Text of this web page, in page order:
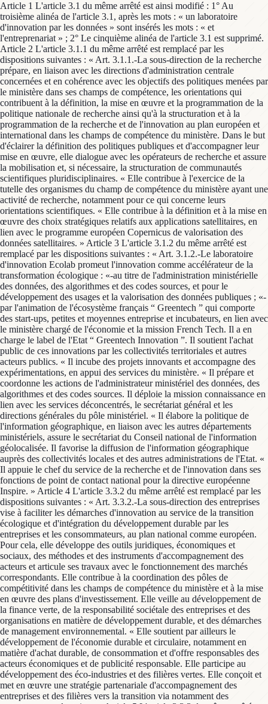
Article 1 L'article 3.1 du même arrêté est ainsi modifié : 1° Au
troisième alinéa de l'article 3.1, après les mots : « un laboratoire
d'innovation par les données » sont insérés les mots : « et
l'entreprenariat » ; 2° Le cinquième alinéa de l'article 3.1 est supprimé.
Article 2 L'article 3.1.1 du même arrêté est remplacé par les
dispositions suivantes : « Art. 3.1.1.-La sous-direction de la recherche
prépare, en liaison avec les directions d'administration centrale
concernées et en cohérence avec les objectifs des politiques menées par
le ministère dans ses champs de compétence, les orientations qui
contribuent à la définition, la mise en œuvre et la programmation de la
politique nationale de recherche ainsi qu'à la structuration et à la
programmation de la recherche et de l'innovation au plan européen et
international dans les champs de compétence du ministère. Dans le but
d'éclairer la définition des politiques publiques et d'accompagner leur
mise en œuvre, elle dialogue avec les opérateurs de recherche et assure
la mobilisation et, si nécessaire, la structuration de communautés
scientifiques pluridisciplinaires. « Elle contribue à l'exercice de la
tutelle des organismes du champ de compétence du ministère ayant une
activité de recherche, notamment pour ce qui concerne leurs
orientations scientifiques. « Elle contribue à la définition et à la mise en
œuvre des choix stratégiques relatifs aux applications satellitaires, en
lien avec le programme européen Copernicus de valorisation des
données satellitaires. » Article 3 L'article 3.1.2 du même arrêté est
remplacé par les dispositions suivantes : « Art. 3.1.2.-Le laboratoire
d'innovation Ecolab promeut l'innovation comme accélérateur de la
transformation écologique : «-au titre de l'administration ministérielle
des données, des algorithmes et des codes sources, et pour le
développement des usages et la valorisation des données publiques ; «-
par l'animation de l'écosystème français “ Greentech ” qui comporte
des start-ups, petites et moyennes entreprise et incubateurs, en lien avec
le ministère chargé de l'économie et la mission French Tech. Il a en
charge le label de l'Etat “ Greentech Innovation ”. Il soutient l'achat
public de ces innovations par les collectivités territoriales et autres
acteurs publics. « Il incube des projets innovants et accompagne des
expérimentations, en appui des services du ministère. « Il prépare et
coordonne les actions de l'administrateur ministériel des données, des
algorithmes et des codes sources. Il déploie la mission connaissance en
lien avec les services déconcentrés, le secrétariat général et les
directions générales du pôle ministériel. « Il élabore la politique de
l'information géographique, en liaison avec les autres départements
ministériels, assure le secrétariat du Conseil national de l'information
géolocalisée. Il favorise la diffusion de l'information géographique
auprès des collectivités locales et des autres administrations de l'Etat. «
Il appuie le chef du service de la recherche et de l'innovation dans ses
fonctions de point de contact national pour la directive européenne
Inspire. » Article 4 L'article 3.3.2 du même arrêté est remplacé par les
dispositions suivantes : « Art. 3.3.2.-La sous-direction des entreprises
vise à faciliter les démarches d'innovation au service de la transition
écologique et d'intégration du développement durable par les
entreprises et les consommateurs, au plan national comme européen.
Pour cela, elle développe des outils juridiques, économiques et
sociaux, des méthodes et des instruments d'accompagnement des
acteurs et articule ses travaux avec le fonctionnement des marchés
correspondants. Elle contribue à la coordination des pôles de
compétitivité dans les champs de compétence du ministère et à la mise
en œuvre des plans d'investissement. Elle veille au développement de
la finance verte, de la responsabilité sociétale des entreprises et des
organisations en matière de développement durable, et des démarches
de management environnemental. « Elle soutient par ailleurs le
développement de l'économie durable et circulaire, notamment en
matière d'achat durable, de consommation et d'offre responsables des
acteurs économiques et de publicité responsable. Elle participe au
développement des éco-industries et des filières vertes. Elle conçoit et
met en œuvre une stratégie partenariale d'accompagnement des
entreprises et des filières vers la transition via notamment des